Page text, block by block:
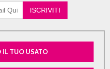
IL TUO USATO